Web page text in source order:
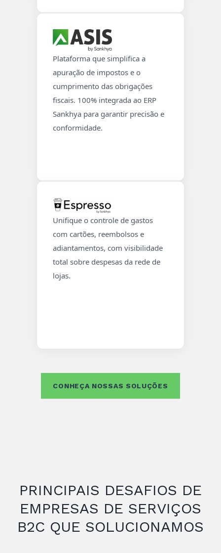
Plataforma que simplifica a
apuração de impostos e o
cumprimento das obrigações
fiscais. 100% integrada ao ERP
Sankhya para garantir precisão e
conformidade.
Unifique o controle de gastos
com cartões, reembolsos e
adiantamentos, com visibilidade
total sobre despesas da rede de
lojas.
CONHEÇA NOSSAS SOLUÇÕES
PRINCIPAIS DESAFIOS DE
EMPRESAS DE SERVIÇOS
B2C QUE SOLUCIONAMOS